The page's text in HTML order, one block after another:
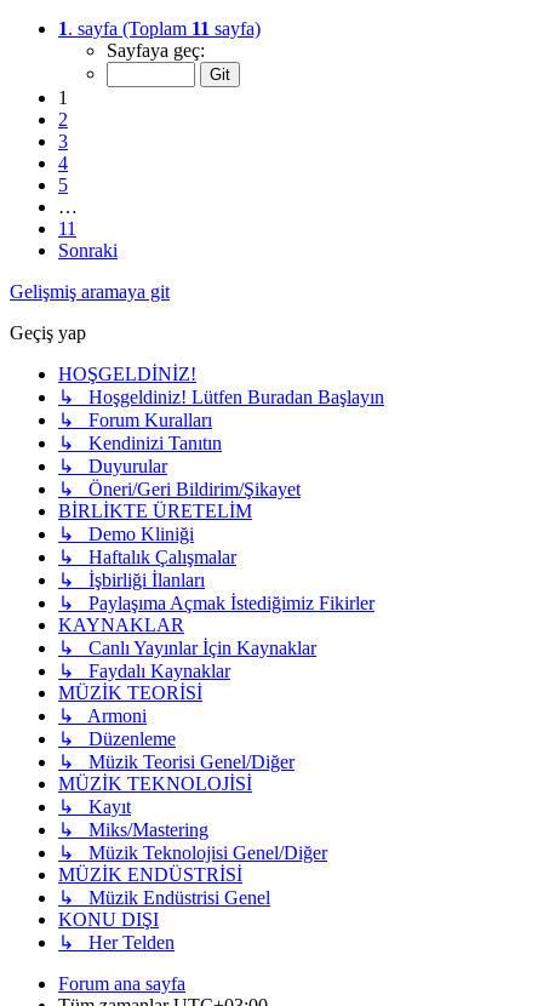
1. sayfa (Toplam 11 sayfa)
Sayfaya geç:
1
2
3
4
5
…
11
Sonraki
Gelişmiş aramaya git
Geçiş yap
HOŞGELDİNİZ!
↳ Hoşgeldiniz! Lütfen Buradan Başlayın
↳ Forum Kuralları
↳ Kendinizi Tanıtın
↳ Duyurular
↳ Öneri/Geri Bildirim/Şikayet
BİRLİKTE ÜRETELİM
↳ Demo Kliniği
↳ Haftalık Çalışmalar
↳ İşbirliği İlanları
↳ Paylaşıma Açmak İstediğimiz Fikirler
KAYNAKLAR
↳ Canlı Yayınlar İçin Kaynaklar
↳ Faydalı Kaynaklar
MÜZİK TEORİSİ
↳ Armoni
↳ Düzenleme
↳ Müzik Teorisi Genel/Diğer
MÜZİK TEKNOLOJİSİ
↳ Kayıt
↳ Miks/Mastering
↳ Müzik Teknolojisi Genel/Diğer
MÜZİK ENDÜSTRİSİ
↳ Müzik Endüstrisi Genel
KONU DIŞI
↳ Her Telden
Forum ana sayfa